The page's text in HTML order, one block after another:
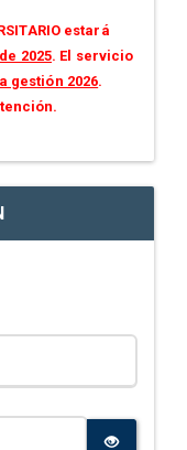
estará
2025. El servicio
gestión 2026.